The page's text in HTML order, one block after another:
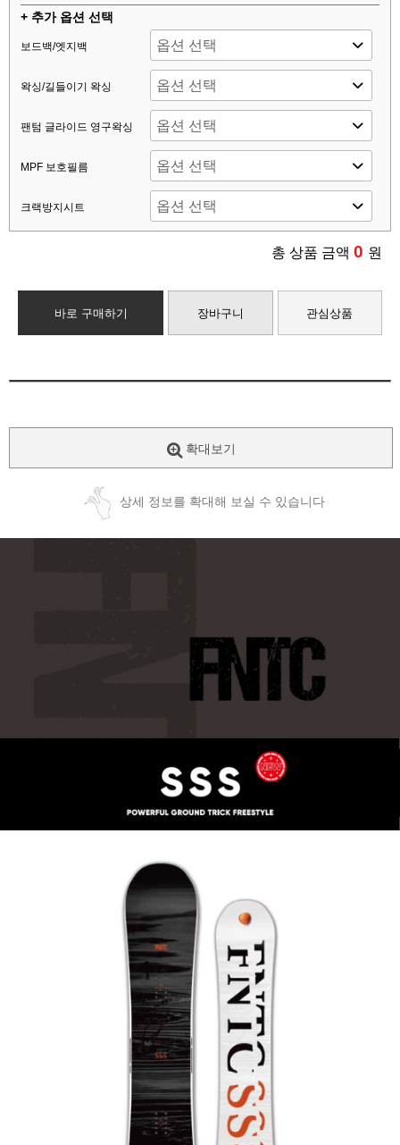
+ 추가 옵션 선택
보드백/엣지백
왁싱/길들이기 왁싱
팬텀 글라이드 영구왁싱
MPF 보호필름
크랙방지시트
총 상품 금액 0 원
바로 구매하기 장바구니 관심상품
확대보기
상세 정보를 확대해 보실 수 있습니다